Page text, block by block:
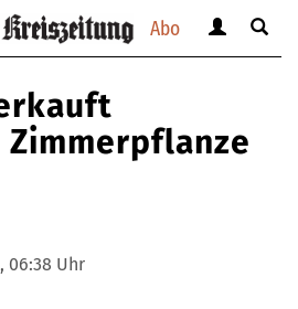
Abo
anzeigen
Suche
06:38 Uhr